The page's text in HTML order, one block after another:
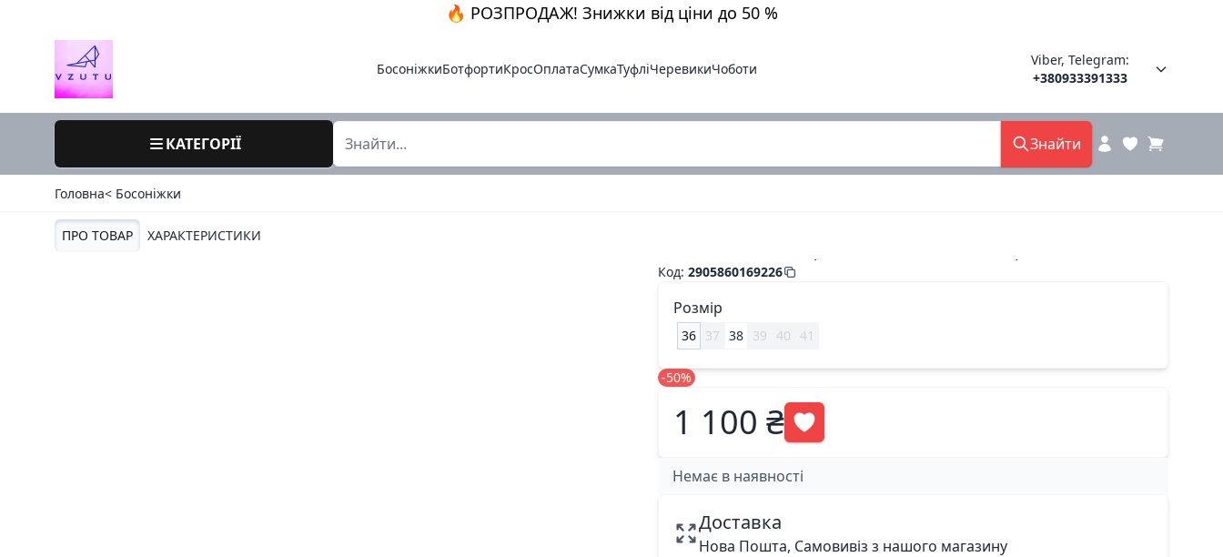
🔥 РОЗПРОДАЖ! Знижки від ціни до 50 %
БосоніжкиБотфортиКросОплатаСумкаТуфліЧеревикиЧоботи
Viber, Telegram:
+380933391333
КАТЕГОРІЇ Знайти
Головна< Босоніжки
ПРО ТОВАР ХАРАКТЕРИСТИКИ
36 / 082-3 / хенги китай / літо
Код:2905860169226
Розмір
36 37 38 39 40 41
-50%
1 100 ₴
Немає в наявності
Доставка
Нова Пошта, Самовивіз з нашого магазину